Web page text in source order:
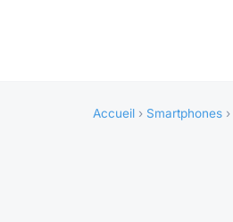
Accueil › Smartphones ›